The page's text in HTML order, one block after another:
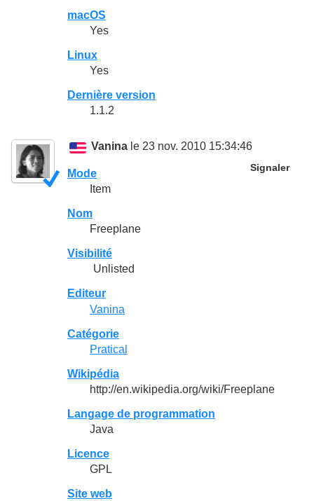
macOS
Yes
Linux
Yes
Dernière version
1.1.2
Vanina le 23 nov. 2010 15:34:46
Signaler
Mode
Item
Nom
Freeplane
Visibilité
Unlisted
Editeur
Vanina
Catégorie
Pratical
Wikipédia
http://en.wikipedia.org/wiki/Freeplane
Langage de programmation
Java
Licence
GPL
Site web